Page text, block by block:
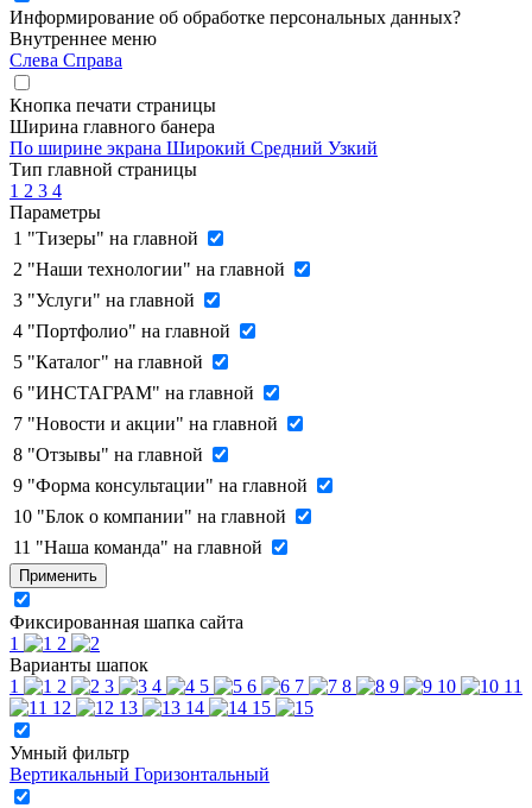
Информирование об обработке персональных данных?
Внутреннее меню
Слева Справа
Кнопка печати страницы
Ширина главного банера
По ширине экрана Широкий Средний Узкий
Тип главной страницы
1 2 3 4
Параметры
1 "Тизеры" на главной
2 "Наши технологии" на главной
3 "Услуги" на главной
4 "Портфолио" на главной
5 "Каталог" на главной
6 "ИНСТАГРАМ" на главной
7 "Новости и акции" на главной
8 "Отзывы" на главной
9 "Форма консультации" на главной
10 "Блок о компании" на главной
11 "Наша команда" на главной
Применить
Фиксированная шапка сайта
1
2
Варианты шапок
1
2 3 4 5 6 7 8 9 10
11
12
13 14 15
Умный фильтр
Вертикальный Горизонтальный